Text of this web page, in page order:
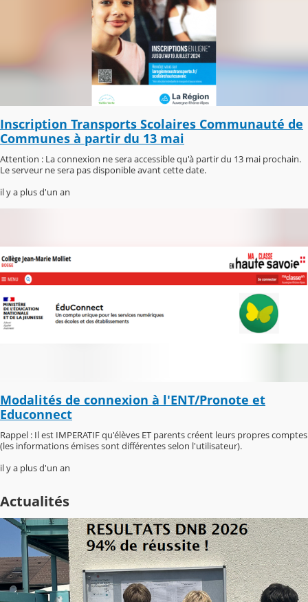
Inscription Transports Scolaires Communauté de
Communes à partir du 13 mai
Attention : La connexion ne sera accessible qu'à partir du 13 mai prochain.
Le serveur ne sera pas disponible avant cette date.
il y a plus d'un an
Modalités de connexion à l'ENT/Pronote et
Educonnect
Rappel : Il est IMPERATIF qu'élèves ET parents créent leurs propres comptes
(les informations émises sont différentes selon l'utilisateur).
il y a plus d'un an
Actualités